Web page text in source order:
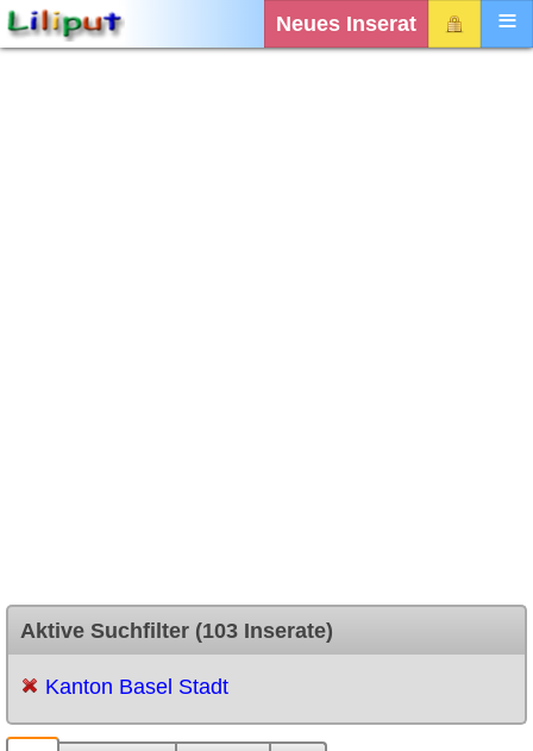
Neues Inserat
Aktive Suchfilter (103 Inserate)
Kanton Basel Stadt